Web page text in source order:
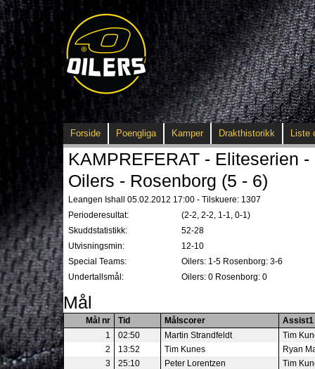
Forside Poengliga Kamper Drakthistorikk Liste
KAMPREFERAT - Eliteserien -
Oilers - Rosenborg (5 - 6)
Leangen Ishall 05.02.2012 17:00 - Tilskuere: 1307
Perioderesultat:
(2-2, 2-2, 1-1, 0-1)
Skuddstatistikk:
52-28
Utvisningsmin:
12-10
Special Teams:
Oilers: 1-5 Rosenborg: 3-6
Undertallsmål:
Oilers: 0 Rosenborg: 0
Mål
Mål nr Tid Målscorer
Assist1
1
02:50 Martin Strandfeldt
Tim
2
13:52 Tim Kunes
Ryan
3
25:10 Peter Lorentzen
Tim